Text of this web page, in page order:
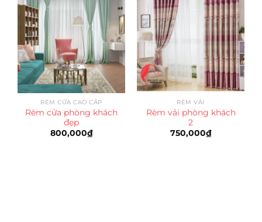
RÈM CỬA CAO CẤP
Rèm cửa phòng khách
đẹp
800,000₫
RÈM VẢI
Rèm vải phòng khách
2
750,000₫